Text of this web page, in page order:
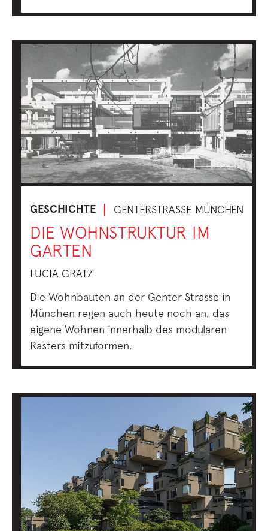
GESCHICHTE GENTERSTRASSE MÜNCHEN
DIE WOHNSTRUKTUR IM
GARTEN
LUCIA GRATZ
Die Wohnbauten an der Genter Strasse in
München regen auch heute noch an, das
eigene Wohnen innerhalb des modularen
Rasters mitzuformen.